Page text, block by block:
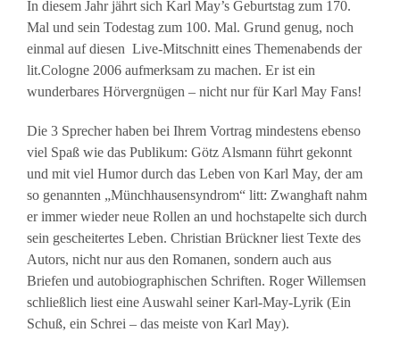
In diesem Jahr jährt sich Karl May’s Geburtstag zum 170.
Mal und sein Todestag zum 100. Mal. Grund genug, noch
einmal auf diesen Live-Mitschnitt eines Themenabends der
lit.Cologne 2006 aufmerksam zu machen. Er ist ein
wunderbares Hörvergnügen – nicht nur für Karl May Fans!
Die 3 Sprecher haben bei Ihrem Vortrag mindestens ebenso
viel Spaß wie das Publikum: Götz Alsmann führt gekonnt
und mit viel Humor durch das Leben von Karl May, der am
so genannten „Münchhausensyndrom“ litt: Zwanghaft nahm
er immer wieder neue Rollen an und hochstapelte sich durch
sein gescheitertes Leben. Christian Brückner liest Texte des
Autors, nicht nur aus den Romanen, sondern auch aus
Briefen und autobiographischen Schriften. Roger Willemsen
schließlich liest eine Auswahl seiner Karl-May-Lyrik (Ein
Schuß, ein Schrei – das meiste von Karl May).